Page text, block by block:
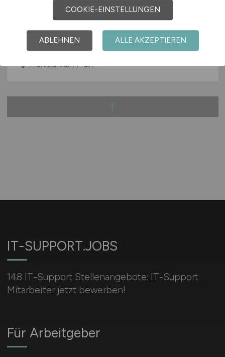
IT-Supporter Level 1(m/w/d)
Hays
Frankfurt am Main
IT-SUPPORT.JOBS
148 IT-Support Stellenangebote: IT-Support
Mitarbeiter jetzt bewerben!
Für Arbeitgeber
COOKIE-EINSTELLUNGEN
ABLEHNEN ALLE AKZEPTIEREN